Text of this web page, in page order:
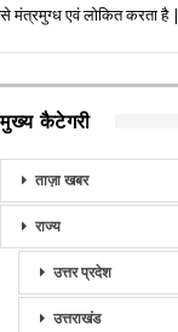
से मंत्रमुग्ध एवं लोकित करता है |
मुख्य कैटेगरी
ताज़ा खबर
राज्य
उत्तर प्रदेश
उत्तराखंड